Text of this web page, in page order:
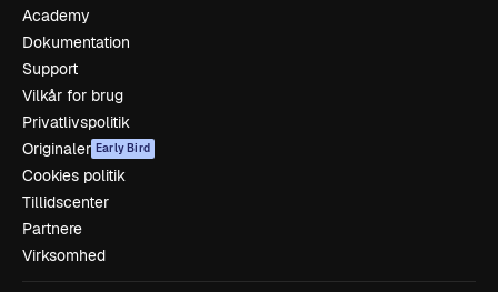
Academy
Dokumentation
Support
Vilkår for brug
Privatlivspolitik
Originaler Early Bird
Cookies politik
Tillidscenter
Partnere
Virksomhed